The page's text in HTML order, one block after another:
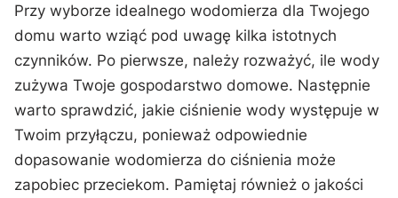
Przy‌ wyborze idealnego wodomierza dla ⁤Twojego
domu warto wziąć pod⁤ uwagę kilka istotnych
czynników. Po pierwsze, należy rozważyć, ile wody
zużywa Twoje gospodarstwo domowe. Następnie
‌warto sprawdzić, jakie ciśnienie​ wody występuje w
Twoim przyłączu, ponieważ odpowiednie
dopasowanie wodomierza do ciśnienia może
zapobiec przeciekom. Pamiętaj również o jakości